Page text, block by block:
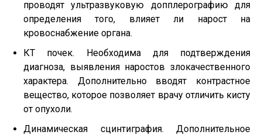
проводят ультразвуковую допплерографию для
определения того, влияет ли нарост на
кровоснабжение органа.
КТ почек. Необходима для подтверждения
диагноза, выявления наростов злокачественного
характера. Дополнительно вводят контрастное
вещество, которое позволяет врачу отличить кисту
от опухоли.
Динамическая сцинтиграфия. Дополнительное